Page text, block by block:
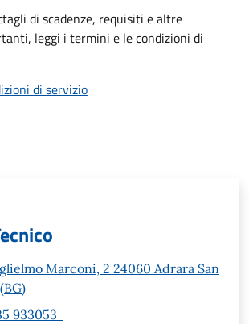
di scadenze, requisiti e altre
leggi i termini e le condizioni di
di servizio
Marconi, 2 24060 Adrara San
933053